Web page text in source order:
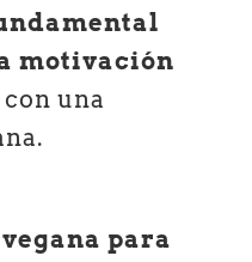
motivación
con una
para